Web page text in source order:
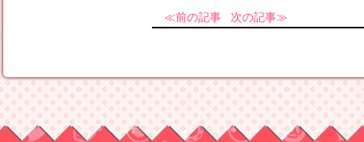
前の記事 次の記事